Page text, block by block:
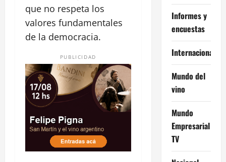
que no respeta los
valores fundamentales
de la democracia.
PUBLICIDAD
Informes y
encuestas
Internacional
Mundo del
vino
Mundo
Empresarial
TV